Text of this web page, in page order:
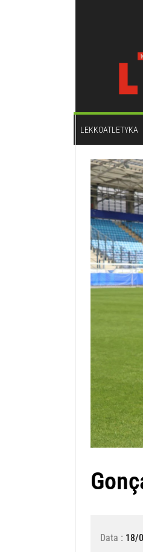
LEKKOATLETYKA
Data : 18/